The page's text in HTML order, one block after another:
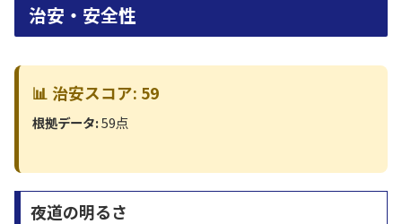
治安・安全性
📊 治安スコア: 59
根拠データ:59点
夜道の明るさ